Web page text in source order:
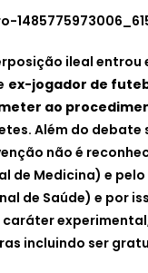
ileal entrou
ex-jogador de
ao
Além do debate
não é
de Medicina) e pelo
de Saúde) e por
caráter
incluindo ser